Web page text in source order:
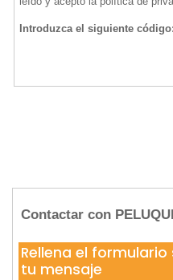
Contactar con